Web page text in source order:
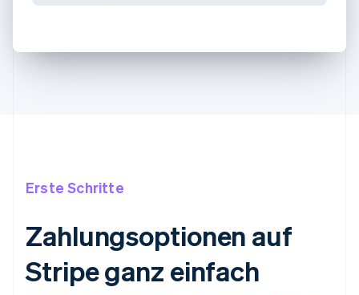
Erste Schritte
Zahlungsoptionen auf
Stripe ganz einfach